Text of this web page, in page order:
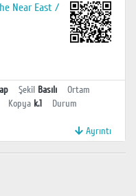
Near East /
Şekil Basılı
Ortam
Kopya k.1
Durum
Ayrıntı